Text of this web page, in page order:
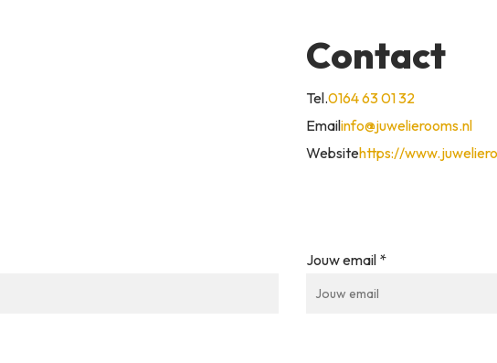
Contact
Tel.0164 63 01 32
Emailinfo@juwelierooms.nl
Websitehttps://
Jouw email *